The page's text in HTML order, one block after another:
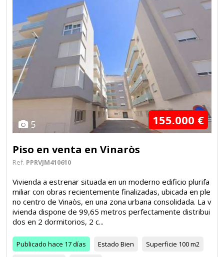
5 155.000 €
Piso en venta en Vinaròs
Ref. PPRVJM410610
Vivienda a estrenar situada en un moderno edificio plurifa
miliar con obras recientemente finalizadas, ubicada en ple
no centro de Vinaòs, en una zona urbana consolidada. La v
ivienda dispone de 99,65 metros perfectamente distribui
dos en 2 dormitorios, 2 c...
Publicado hace 17 días Estado Bien Superficie 100 m2